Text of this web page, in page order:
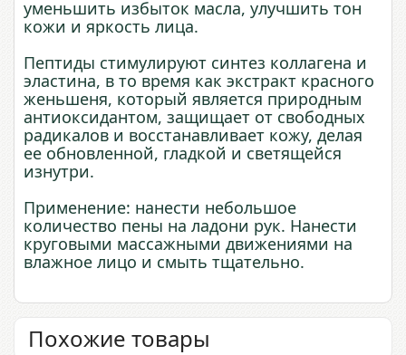
уменьшить избыток масла, улучшить тон
кожи и яркость лица.
Пептиды стимулируют синтез коллагена и
эластина, в то время как экстракт красного
женьшеня, который является природным
антиоксидантом, защищает от свободных
радикалов и восстанавливает кожу, делая
ее обновленной, гладкой и светящейся
изнутри.
Применение: нанести небольшое
количество пены на ладони рук. Нанести
круговыми массажными движениями на
влажное лицо и смыть тщательно.
Похожие товары